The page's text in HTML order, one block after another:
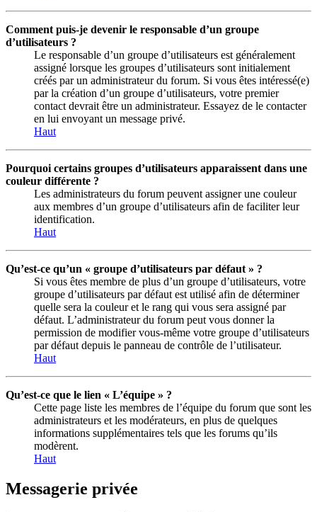
Comment puis-je devenir le responsable d’un groupe
d’utilisateurs ?
Le responsable d’un groupe d’utilisateurs est généralement
assigné lorsque les groupes d’utilisateurs sont initialement
créés par un administrateur du forum. Si vous êtes intéressé(e)
par la création d’un groupe d’utilisateurs, votre premier
contact devrait être un administrateur. Essayez de le contacter
en lui envoyant un message privé.
Haut
Pourquoi certains groupes d’utilisateurs apparaissent dans une
couleur différente ?
Les administrateurs du forum peuvent assigner une couleur
aux membres d’un groupe d’utilisateurs afin de faciliter leur
identification.
Haut
Qu’est-ce qu’un « groupe d’utilisateurs par défaut » ?
Si vous êtes membre de plus d’un groupe d’utilisateurs, votre
groupe d’utilisateurs par défaut est utilisé afin de déterminer
quelle sera la couleur et le rang qui vous sera assigné par
défaut. L’administrateur du forum peut vous donner la
permission de modifier vous-même votre groupe d’utilisateurs
par défaut depuis le panneau de contrôle de l’utilisateur.
Haut
Qu’est-ce que le lien « L’équipe » ?
Cette page liste les membres de l’équipe du forum que sont les
administrateurs et les modérateurs, en plus de quelques
informations supplémentaires tels que les forums qu’ils
modèrent.
Haut
Messagerie privée